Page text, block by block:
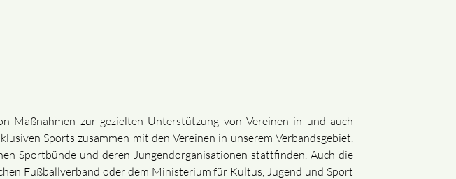
Maßnahmen zur gezielten Unterstützung von Vereinen in und auch
Sports zusammen mit den Vereinen in unserem Verbandsgebiet.
Sportbünde und deren Jungendorganisationen stattfinden. Auch die
Fußballverband oder dem Ministerium für Kultus, Jugend und Sport